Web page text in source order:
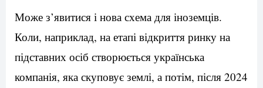
Може з’явитися і нова схема для іноземців.
Коли, наприклад, на етапі відкриття ринку на
підставних осіб створюється українська
компанія, яка скуповує землі, а потім, після 2024